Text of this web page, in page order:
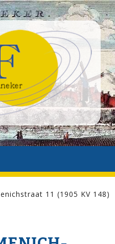
11 (1905 KV 148)